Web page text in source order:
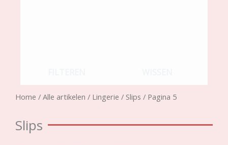
Home / Alle artikelen / Lingerie / Slips / Pagina 5
Slips